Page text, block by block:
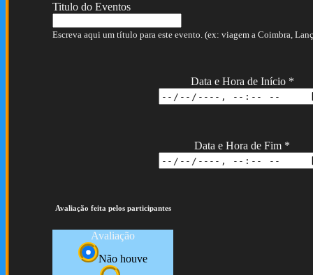
Titulo do Eventos
Escreva aqui um título para este evento. (ex: viagem a Coimbra,
Data e Hora de Início *
Data e Hora de Fim *
Avaliação feita pelos participantes
Avaliação
Não houve